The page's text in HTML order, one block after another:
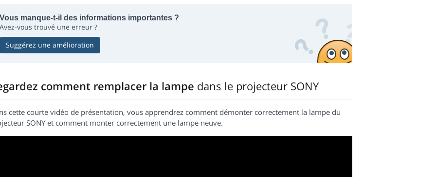
Vous manque-t-il des informations importantes ?
Avez-vous trouvé une erreur ?
Suggérez une amélioration
comment remplacer la lampe dans le projecteur SONY
cette courte vidéo de présentation, vous apprendrez comment démonter correctement la lampe du
SONY et comment monter correctement une lampe neuve.